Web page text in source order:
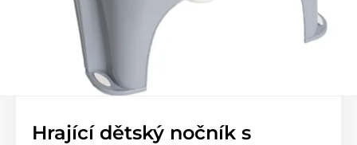
Hrající dětský nočník s